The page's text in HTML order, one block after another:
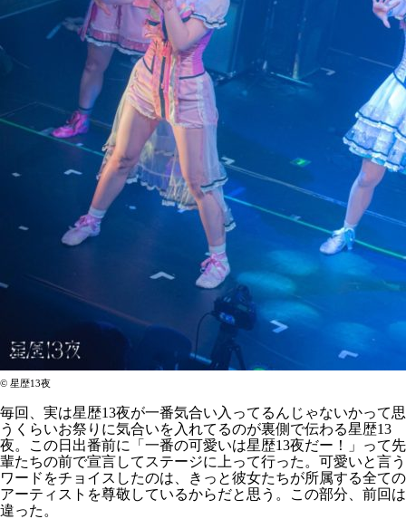
©︎ 星歴13夜
毎回、実は星歴13夜が一番気合い入ってるんじゃないかって思
うくらいお祭りに気合いを入れてるのが裏側で伝わる星歴13
夜。この日出番前に「一番の可愛いは星歴13夜だー！」って先
輩たちの前で宣言してステージに上って行った。可愛いと言う
ワードをチョイスしたのは、きっと彼女たちが所属する全ての
アーティストを尊敬しているからだと思う。この部分、前回は
違った。